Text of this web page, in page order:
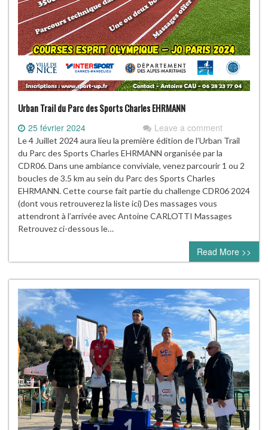
Urban Trail du Parc des Sports Charles EHRMANN
25 février 2024 Leave a comment
Le 4 Juillet 2024 aura lieu la première édition de l’Urban Trail
du Parc des Sports Charles EHRMANN organisée par la
CDR06. Dans une ambiance conviviale, venez parcourir 1 ou 2
boucles de 3.5 km au sein du Parc des Sports Charles
EHRMANN. Cette course fait partie du challenge CDR06 2024
(dont vous retrouverez la liste ici) Des massages vous
attendront à l’arrivée avec Antoine CARLOTTI Massages
Retrouvez ci-dessous le…
Read More >>